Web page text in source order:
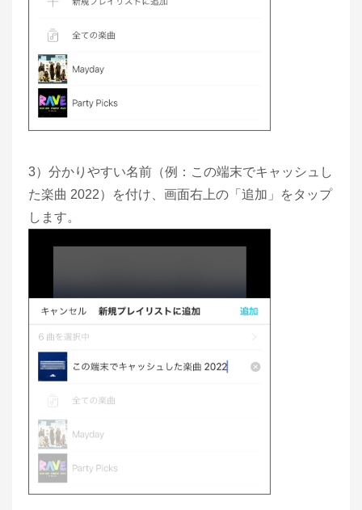
3）分かりやすい名前（例：この端末でキャッシュし
た楽曲 2022）を付け、画面右上の「追加」をタップ
します。